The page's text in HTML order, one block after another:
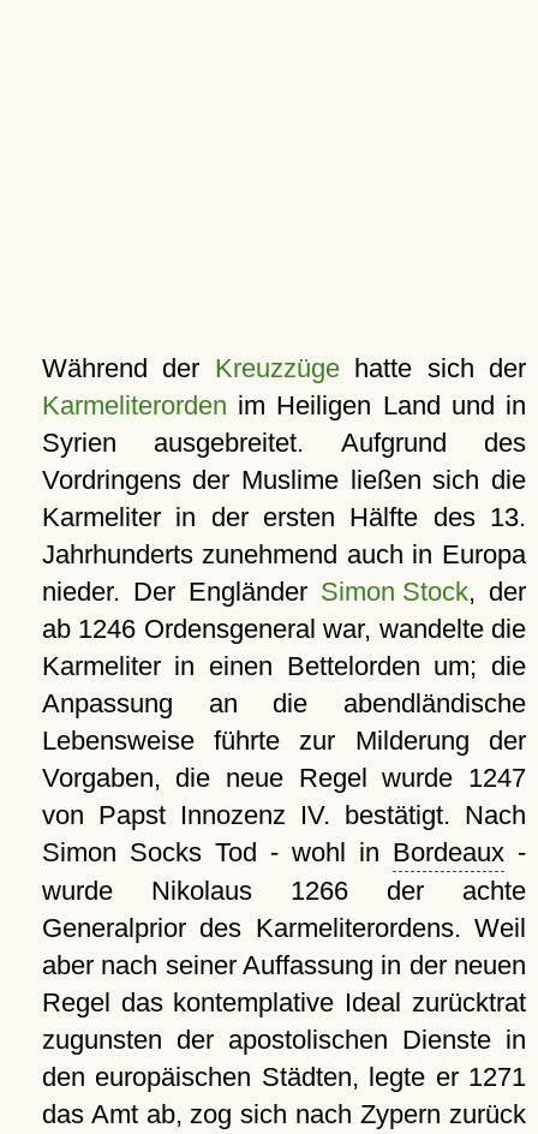
Während der Kreuzzügehatte sich der
Karmeliterorden im Heiligen Land und in
Syrien ausgebreitet. Aufgrund des
Vordringens der Muslime ließen sich die
Karmeliter in der ersten Hälfte des 13.
Jahrhunderts zunehmend auch in Europa
nieder. Der Engländer Simon Stock, der
ab 1246 Ordensgeneral war, wandelte die
Karmeliter in einen Bettelorden um; die
Anpassung an die abendländische
Lebensweise führte zur Milderung der
Vorgaben, die neue Regel wurde 1247
von Papst Innozenz IV. bestätigt. Nach
Simon Socks Tod - wohl in Bordeaux-
wurde Nikolaus 1266 der achte
Generalprior des Karmeliterordens. Weil
aber nach seiner Auffassung in der neuen
Regel das kontemplative Ideal zurücktrat
zugunsten der apostolischen Dienste in
den europäischen Städten, legte er 1271
das Amt ab, zog sich nach Zypern zurück